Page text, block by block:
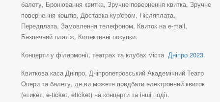
балету, Бронювання квитка, Зручне повернення квитка, Зручне
повернення коштів, Доставка кур'єром, Післяплата,
Передплата, Замовлення телефоном, Квиток на e-mail,
Безпечний платіж, Колективні покупки.
Концерти у філармонії, театрах та клубах міста Дніпро 2023.
Квиткова каса Дніпро, Дніпропетровський Академічний Театр
Опери та балету, де ви можете придбати електронний квиток
(етикет, e-ticket, eticket) на концерти та інші події.